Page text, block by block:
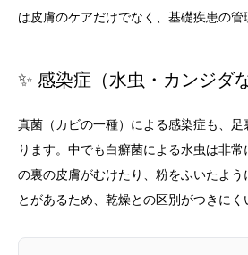
は皮膚のケアだけでなく、基礎疾患の管
✨ 感染症（水虫・カンジダ
真菌（カビの一種）による感染症も、
ります。中でも白癬菌による水虫は非
の裏の皮膚がむけたり、粉をふいたよう
とがあるため、乾燥との区別がつきにく